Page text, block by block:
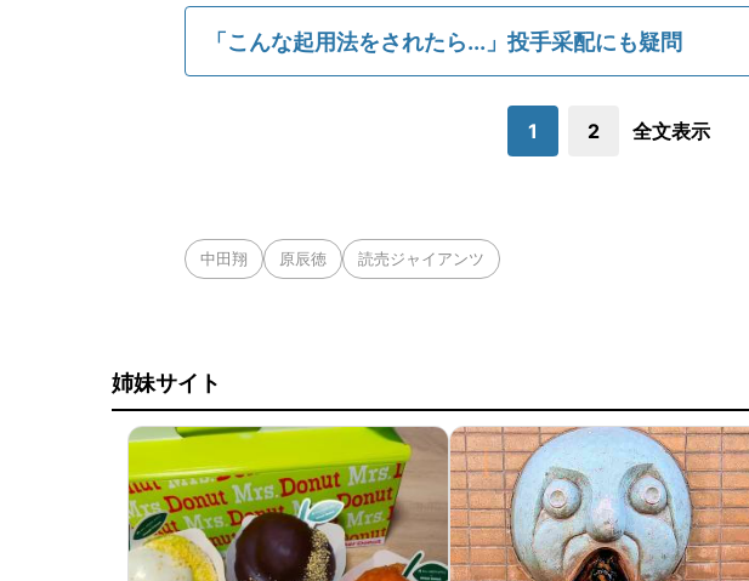
「こんな起用法をされたら...」投手采配にも疑問
1 2 全文表示
中田翔 原辰徳 読売ジャイアンツ
姉妹サイト